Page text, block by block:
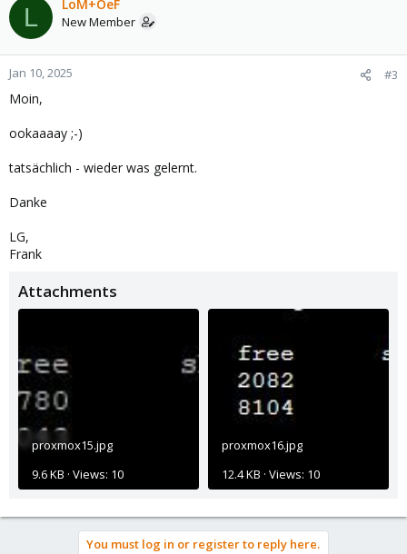
L LoM+OeF
New Member
Jan 10, 2025 #3
Moin,
ookaaaay ;-)
tatsächlich - wieder was gelernt.
Danke
LG,
Frank
Attachments
proxmox15.jpg
9.6 KB · Views: 10
proxmox16.jpg
12.4 KB · Views: 10
You must log in or register to reply here.